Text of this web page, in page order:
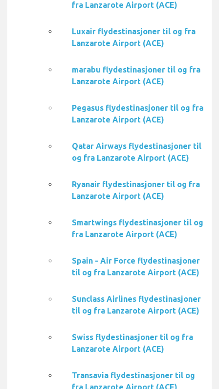
fra Lanzarote Airport (ACE)
Luxair flydestinasjoner til og fra
Lanzarote Airport (ACE)
marabu flydestinasjoner til og fra
Lanzarote Airport (ACE)
Pegasus flydestinasjoner til og fra
Lanzarote Airport (ACE)
Qatar Airways flydestinasjoner til
og fra Lanzarote Airport (ACE)
Ryanair flydestinasjoner til og fra
Lanzarote Airport (ACE)
Smartwings flydestinasjoner til og
fra Lanzarote Airport (ACE)
Spain - Air Force flydestinasjoner
til og fra Lanzarote Airport (ACE)
Sunclass Airlines flydestinasjoner
til og fra Lanzarote Airport (ACE)
Swiss flydestinasjoner til og fra
Lanzarote Airport (ACE)
Transavia flydestinasjoner til og
fra Lanzarote Airport (ACE)